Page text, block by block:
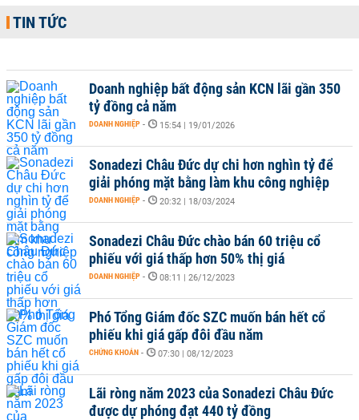
TIN TỨC
Doanh nghiệp bất động sản KCN lãi gần 350
tỷ đồng cả năm
DOANH NGHIỆP - 15:54 | 19/01/2026
Sonadezi Châu Đức dự chi hơn nghìn tỷ để
giải phóng mặt bằng làm khu công nghiệp
DOANH NGHIỆP - 20:32 | 18/03/2024
Sonadezi Châu Đức chào bán 60 triệu cổ
phiếu với giá thấp hơn 50% thị giá
DOANH NGHIỆP - 08:11 | 26/12/2023
Phó Tổng Giám đốc SZC muốn bán hết cổ
phiếu khi giá gấp đôi đầu năm
CHỨNG KHOÁN - 07:30 | 08/12/2023
Lãi ròng năm 2023 của Sonadezi Châu Đức
được dự phóng đạt 440 tỷ đồng